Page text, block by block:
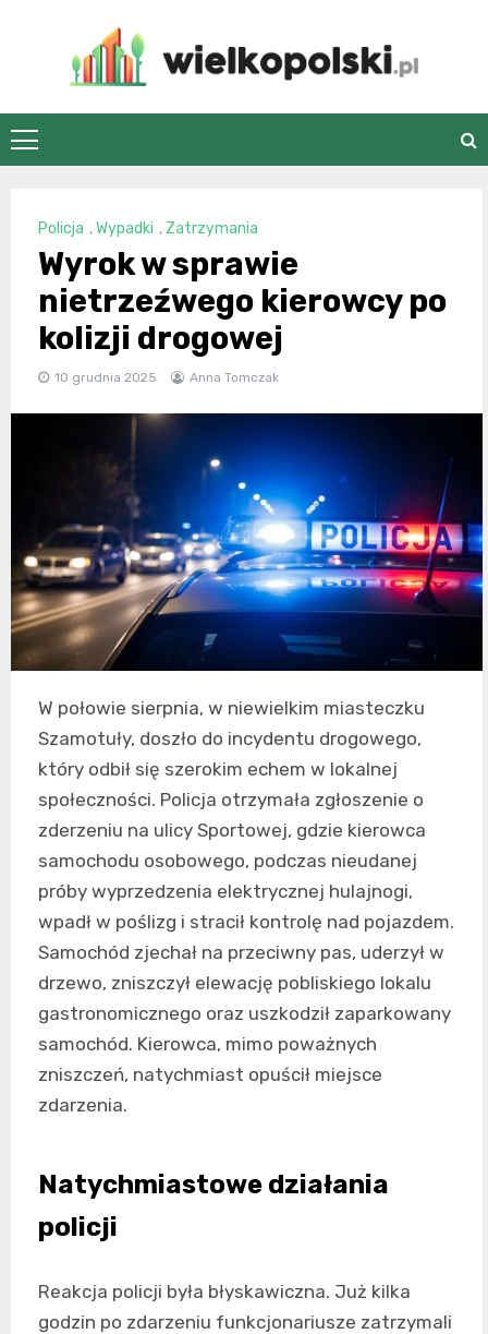
wielkopolski.pl
Policja ,Wypadki , Zatrzymania
Wyrok w sprawie
nietrzeźwego kierowcy po
kolizji drogowej
10 grudnia 2025 Anna Tomczak
W połowie sierpnia, w niewielkim miasteczku
Szamotuły, doszło do incydentu drogowego,
który odbił się szerokim echem w lokalnej
społeczności. Policja otrzymała zgłoszenie o
zderzeniu na ulicy Sportowej, gdzie kierowca
samochodu osobowego, podczas nieudanej
próby wyprzedzenia elektrycznej hulajnogi,
wpadł w poślizg i stracił kontrolę nad pojazdem.
Samochód zjechał na przeciwny pas, uderzył w
drzewo, zniszczył elewację pobliskiego lokalu
gastronomicznego oraz uszkodził zaparkowany
samochód. Kierowca, mimo poważnych
zniszczeń, natychmiast opuścił miejsce
zdarzenia.
Natychmiastowe działania
policji
Reakcja policji była błyskawiczna. Już kilka
godzin po zdarzeniu funkcjonariusze zatrzymali